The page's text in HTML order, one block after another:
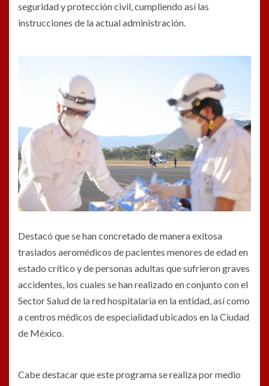
seguridad y protección civil, cumpliendo así las
instrucciones de la actual administración.
Destacó que se han concretado de manera exitosa
traslados aeromédicos de pacientes menores de edad en
estado crítico y de personas adultas que sufrieron graves
accidentes, los cuales se han realizado en conjunto con el
Sector Salud de la red hospitalaria en la entidad, así como
a centros médicos de especialidad ubicados en la Ciudad
de México.
Cabe destacar que este programa se realiza por medio